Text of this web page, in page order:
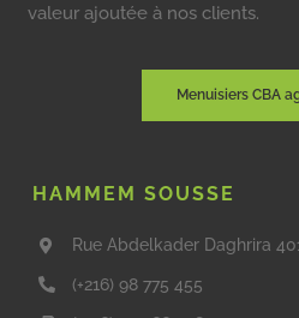
valeur ajoutée à nos clients.
Menuisiers CBA
HAMMEM SOUSSE
Rue Abdelkader Daghrira
(+216) 98 775 455